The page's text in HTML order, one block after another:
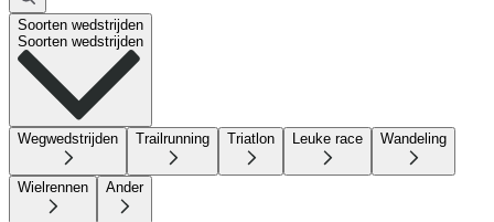
Soorten wedstrijden
Soorten wedstrijden
Wegwedstrijden Trailrunning Triatlon Leuke race Wandeling
Wielrennen Ander